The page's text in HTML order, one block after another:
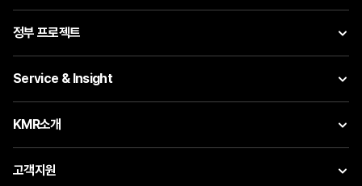
정부 프로젝트
Service & Insight
KMR소개
고객지원